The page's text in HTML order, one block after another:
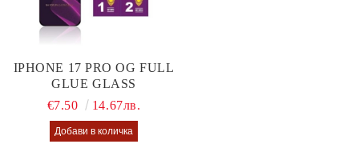
IPHONE 17 PRO OG FULL
GLUE GLASS
€7.50
14.67лв.